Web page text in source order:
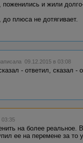
и жили
до плюса не дотягивает.
09.12.2015 в 03:08
- ответил, сказал -
03:35
на более реальное.
ее на перемене за